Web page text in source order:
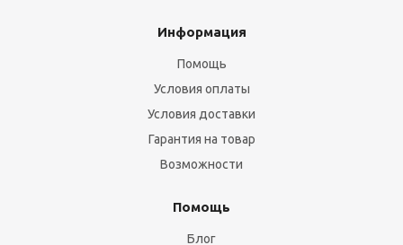
Информация
Помощь
Условия оплаты
Условия доставки
Гарантия на товар
Возможности
Помощь
Блог